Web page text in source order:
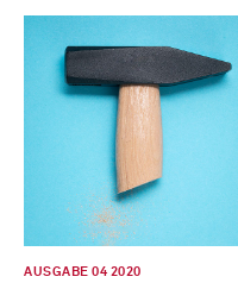
AUSGABE 04 2020